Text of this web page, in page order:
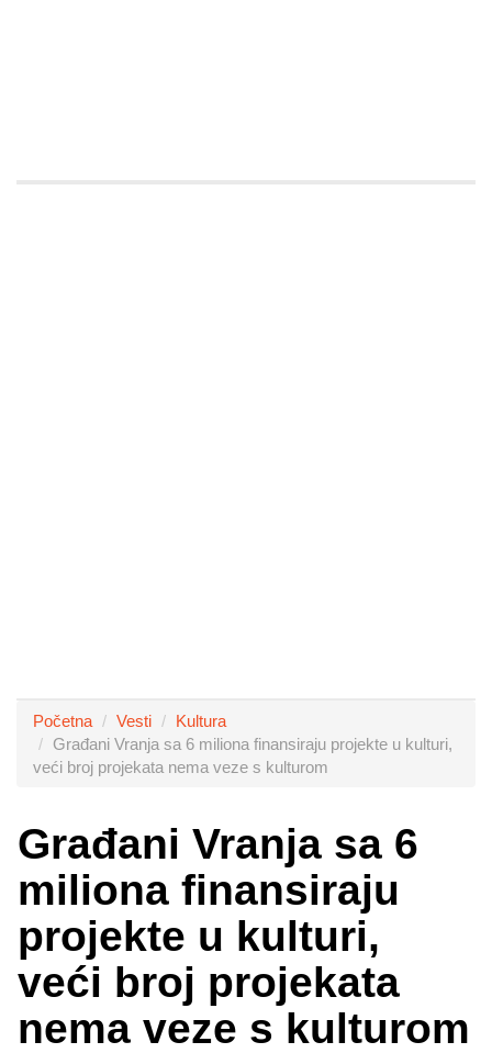
Početna Vesti
Kultura
Građani Vranja sa 6 miliona finansiraju projekte u kulturi,
veći broj projekata nema veze s kulturom
Građani Vranja sa 6
miliona finansiraju
projekte u kulturi,
veći broj projekata
nema veze s kulturom